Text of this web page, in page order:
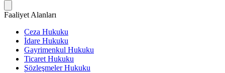
Faaliyet Alanları
Ceza Hukuku
İdare Hukuku
Gayrimenkul Hukuku
Ticaret Hukuku
Sözleşmeler Hukuku